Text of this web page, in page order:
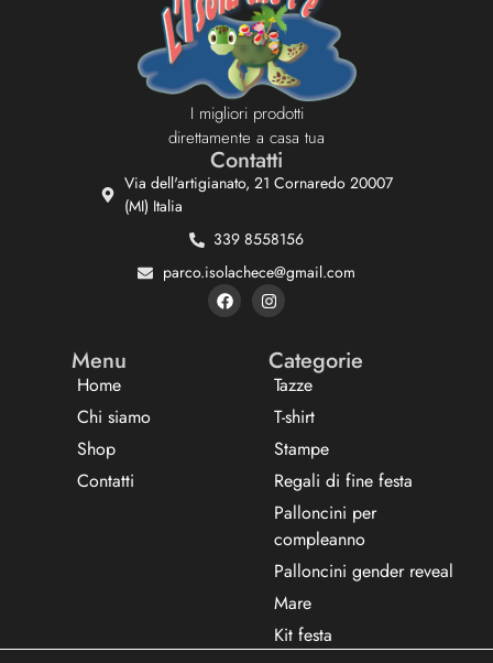
I migliori prodotti
direttamente a casa tua
Contatti
Via dell'artigianato, 21 Cornaredo 20007
(MI) Italia
339 8558156
parco.isolachece@gmail.com
Menu
Home
Chi siamo
Shop
Contatti
Categorie
Tazze
T-shirt
Stampe
Regali di fine festa
Palloncini per
compleanno
Palloncini gender reveal
Mare
Kit festa